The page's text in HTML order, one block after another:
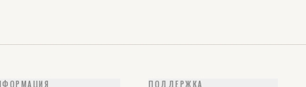
ПОДДЕРЖКА